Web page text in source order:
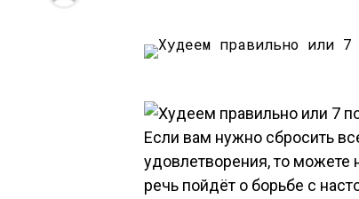
Если вам нужно сбросить
удовлетворения, то можете
речь пойдёт о борьбе с